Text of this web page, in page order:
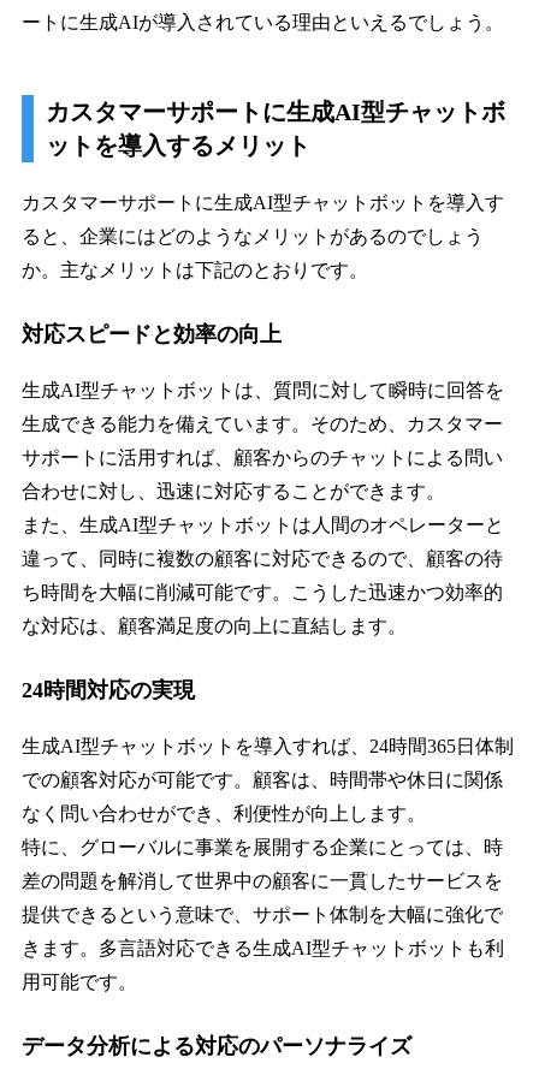
ートに生成AIが導入されている理由といえるでしょう。
カスタマーサポートに生成AI型チャットボ
ットを導入するメリット
カスタマーサポートに生成AI型チャットボットを導入す
ると、企業にはどのようなメリットがあるのでしょう
か。主なメリットは下記のとおりです。
対応スピードと効率の向上
生成AI型チャットボットは、質問に対して瞬時に回答を
生成できる能力を備えています。そのため、カスタマー
サポートに活用すれば、顧客からのチャットによる問い
合わせに対し、迅速に対応することができます。
また、生成AI型チャットボットは人間のオペレーターと
違って、同時に複数の顧客に対応できるので、顧客の待
ち時間を大幅に削減可能です。こうした迅速かつ効率的
な対応は、顧客満足度の向上に直結します。
24時間対応の実現
生成AI型チャットボットを導入すれば、24時間365日体制
での顧客対応が可能です。顧客は、時間帯や休日に関係
なく問い合わせができ、利便性が向上します。
特に、グローバルに事業を展開する企業にとっては、時
差の問題を解消して世界中の顧客に一貫したサービスを
提供できるという意味で、サポート体制を大幅に強化で
きます。多言語対応できる生成AI型チャットボットも利
用可能です。
データ分析による対応のパーソナライズ